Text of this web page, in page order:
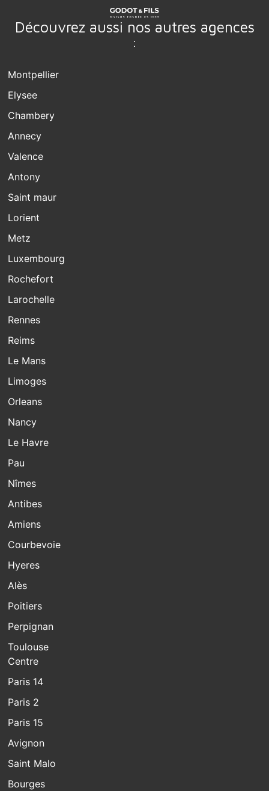
Découvrez aussi nos autres agences
:
Montpellier
Elysee
Chambery
Annecy
Valence
Antony
Saint maur
Lorient
Metz
Luxembourg
Rochefort
Larochelle
Rennes
Reims
Le Mans
Limoges
Orleans
Nancy
Le Havre
Pau
Nîmes
Antibes
Amiens
Courbevoie
Hyeres
Alès
Poitiers
Perpignan
Toulouse
Centre
Paris 14
Paris 2
Paris 15
Avignon
Saint Malo
Bourges